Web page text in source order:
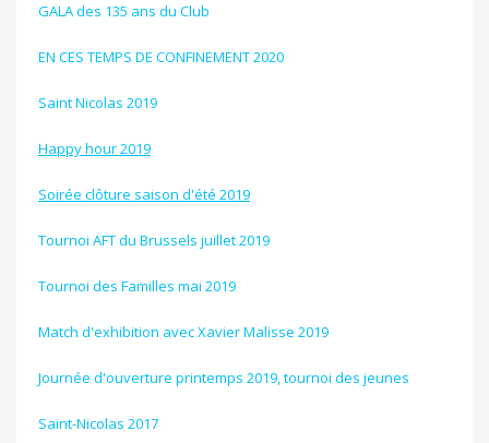
GALA des 135 ans du Club
EN CES TEMPS DE CONFINEMENT 2020
Saint Nicolas 2019
Happy hour 2019
Soirée clôture saison d'été 2019
Tournoi AFT du Brussels juillet 2019
Tournoi des Familles mai 2019
Match d'exhibition avec Xavier Malisse 2019
Journée d'ouverture printemps 2019, tournoi des jeunes
Saint-Nicolas 2017